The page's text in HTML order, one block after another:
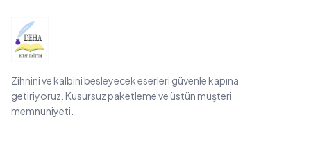
Zihnini ve kalbini besleyecek eserleri güvenle kapına
getiriyoruz. Kusursuz paketleme ve üstün müşteri
memnuniyeti.